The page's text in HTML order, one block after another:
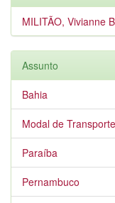
MILITÃO, Vivianne
Assunto
Bahia
Modal de Transporte
Paraíba
Pernambuco